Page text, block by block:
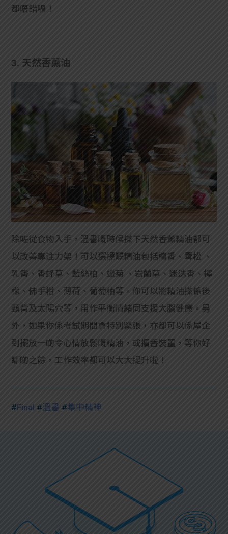
都唔錯喎！
3. 天然香薰油
除咗從食物入手，溫書嘅時候搽下天然香薰精油都可
以改善專注力架！可以選擇嘅精油包括檀香、雪松 、
乳香、香蜂草、藍絲柏、蠟菊 、岩蘭草、迷迭香、檸
檬、佛手柑、薄荷、葡萄柚等。你可以將精油搽係後
頸背及太陽穴等，用作平衡情緒同支援大腦健康。另
外，如果你係考試期間會特別緊張，亦都可以係屋企
到擺放一啲令心情放鬆嘅精油，或擴香裝置，等你好
瞓啲之餘，工作效率都可以大大提升啦！
#Final #溫書 #集中精神